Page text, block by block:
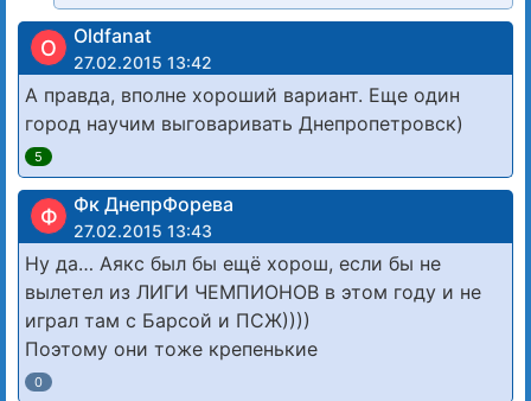
O Oldfanat
27.02.2015 13:42
А правда, вполне хороший вариант. Еще один
город научим выговаривать Днепропетровск)
5
Ф Фк ДнепрФорева
27.02.2015 13:43
Ну да… Аякс был бы ещё хорош, если бы не
вылетел из ЛИГИ ЧЕМПИОНОВ в этом году и не
играл там с Барсой и ПСЖ))))
Поэтому они тоже крепенькие
0